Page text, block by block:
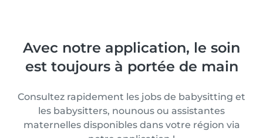
Avec notre application, le soin
est toujours à portée de main
Consultez rapidement les jobs de babysitting et
les babysitters, nounous ou assistantes
maternelles disponibles dans votre région via